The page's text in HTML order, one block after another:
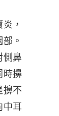
，
。
側鼻
時擤
擤不
中耳